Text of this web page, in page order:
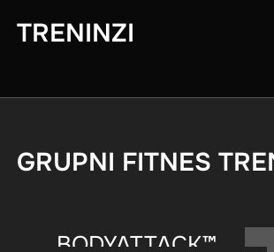
TRENINZI
GRUPNI FITNES
BODYATTACK™